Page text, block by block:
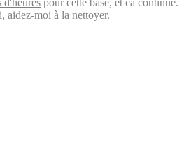
d'heures pour cette base, et ca continue.
aidez-moi à la nettoyer.